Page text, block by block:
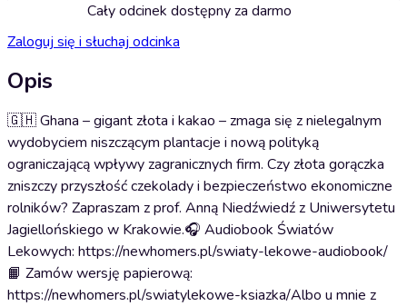
Cały odcinek dostępny za darmo
Zaloguj się i słuchaj odcinka
Opis
🇬🇭 Ghana – gigant złota i kakao – zmaga się z nielegalnym
wydobyciem niszczącym plantacje i nową polityką
ograniczającą wpływy zagranicznych firm. Czy złota gorączka
zniszczy przyszłość czekolady i bezpieczeństwo ekonomiczne
rolników? Zapraszam z prof. Anną Niedźwiedź z Uniwersytetu
Jagiellońskiego w Krakowie.🎧 Audiobook Światów
Lekowych: https://newhomers.pl/swiaty-lekowe-audiobook/
📙 Zamów wersję papierową:
https://newhomers.pl/swiatylekowe-ksiazka/Albo u mnie z